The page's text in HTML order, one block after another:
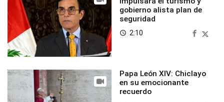
gobierno alista plan de
seguridad
access_time 2:10
Papa León XIV: Chiclayo
en su emocionante
recuerdo